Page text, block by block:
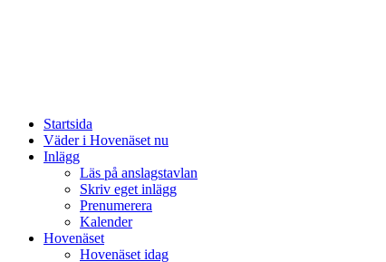
Startsida
Väder i Hovenäset nu
Inlägg
Läs på anslagstavlan
Skriv eget inlägg
Prenumerera
Kalender
Hovenäset
Hovenäset idag